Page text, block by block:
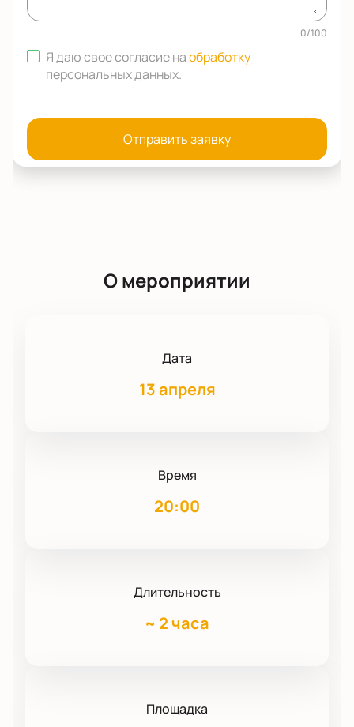
0/100
Я даю свое согласие наобработку
персональных данных.
Отправить заявку
О мероприятии
Дата
13 апреля
Время
20:00
Длительность
~ 2 часа
Площадка